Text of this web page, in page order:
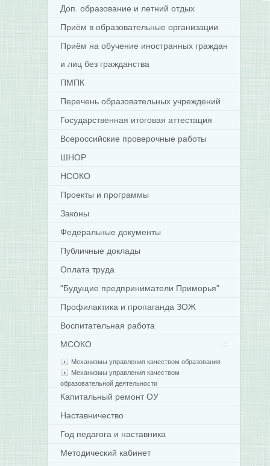
Доп. образование и летний отдых
Приём в образовательные организации
Приём на обучение иностранных граждан
и лиц без гражданства
ПМПК
Перечень образовательных учреждений
Государственная итоговая аттестация
Всероссийские проверочные работы
ШНОР
НСОКО
Проекты и программы
Законы
Федеральные документы
Публичные доклады
Оплата труда
"Будущие предприниматели Приморья"
Профилактика и пропаганда ЗОЖ
Воспитательная работа
МСОКО
Механизмы управления качеством образования
Механизмы управления качеством
образовательной деятельности
Капитальный ремонт ОУ
Наставничество
Год педагога и наставника
Методический кабинет